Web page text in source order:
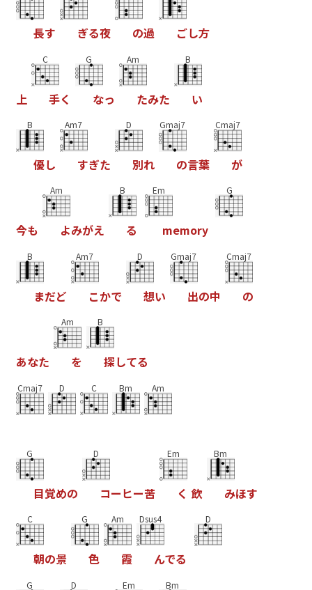
長す ぎる夜 の過 ごし方
上
C
手く
G
なっ
Am
たみた
B
い
B
優し
Am7
すぎた
D
別れ
Gmaj7
の言葉
Cmaj7
が
今も
Am
よみがえ
B
る
Em
memory
G
B
まだど
Am7
こかで
D
想い
Gmaj7
出の中
Cmaj7
の
あなた
Am
を
B
探してる
Cmaj7 D C Bm Am
G
目覚めの
D
コーヒー苦
Em
く 飲
Bm
みほす
C
朝の景
G
色
Am
霞
Dsus4
んでる
D
G D Em Bm